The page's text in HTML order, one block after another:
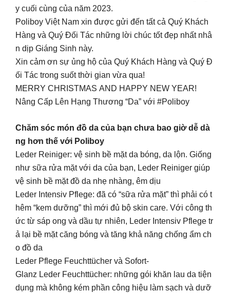
y cuối cùng của năm 2023.
Poliboy Việt Nam xin được gửi đến tất cả Quý Khách
Hàng và Quý Đối Tác những lời chúc tốt đẹp nhất nhâ
n dịp Giáng Sinh này.
Xin cảm ơn sự ủng hộ của Quý Khách Hàng và Quý Đ
ối Tác trong suốt thời gian vừa qua!
MERRY CHRISTMAS AND HAPPY NEW YEAR!
Nâng Cấp Lên Hạng Thương “Da” với #Poliboy
Chăm sóc món đồ da của bạn chưa bao giờ dễ dà
ng hơn thế với Poliboy
Leder Reiniger: vệ sinh bề mặt da bóng, da lộn. Giống
như sữa rửa mặt với da của bạn, Leder Reiniger giúp
vệ sinh bề mặt đồ da nhẹ nhàng, êm dịu
Leder Intensiv Pflege: đã có “sữa rửa mặt” thì phải có t
hêm “kem dưỡng” thì mới đủ bộ skin care. Với công th
ức từ sáp ong và dầu tự nhiên, Leder Intensiv Pflege tr
ả lại bề mặt căng bóng và tăng khả năng chống ẩm ch
o đồ da
Leder Pflege Feuchttücher và Sofort-
Glanz Leder Feuchttücher: những gói khăn lau da tiện
dụng mà không kém phần công hiệu làm sạch và dưỡ